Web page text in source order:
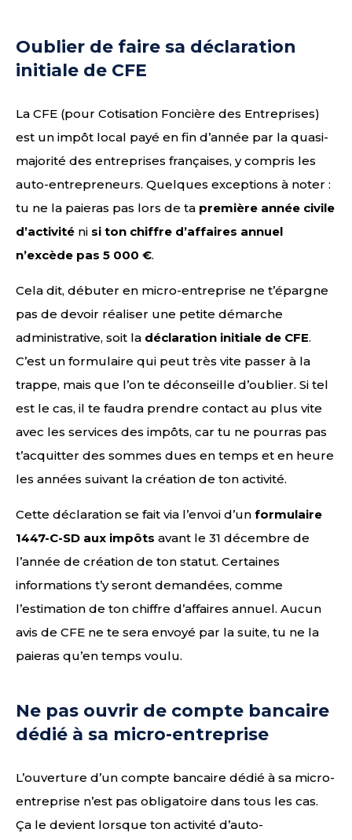
Oublier de faire sa déclaration
initiale de CFE
La CFE (pour Cotisation Foncière des Entreprises)
est un impôt local payé en fin d’année par la quasi-
majorité des entreprises françaises, y compris les
auto-entrepreneurs. Quelques exceptions à noter :
tu ne la paieras pas lors de ta première année civile
d’activité ni si ton chiffre d’affaires annuel
n’excède pas 5 000 €.
Cela dit, débuter en micro-entreprise ne t’épargne
pas de devoir réaliser une petite démarche
administrative, soit la déclaration initiale de CFE.
C’est un formulaire qui peut très vite passer à la
trappe, mais que l’on te déconseille d’oublier. Si tel
est le cas, il te faudra prendre contact au plus vite
avec les services des impôts, car tu ne pourras pas
t’acquitter des sommes dues en temps et en heure
les années suivant la création de ton activité.
Cette déclaration se fait via l’envoi d’un formulaire
1447-C-SD aux impôts avant le 31 décembre de
l’année de création de ton statut. Certaines
informations t’y seront demandées, comme
l’estimation de ton chiffre d’affaires annuel. Aucun
avis de CFE ne te sera envoyé par la suite, tu ne la
paieras qu’en temps voulu.
Ne pas ouvrir de compte bancaire
dédié à sa micro-entreprise
L’ouverture d’un compte bancaire dédié à sa micro-
entreprise n’est pas obligatoire dans tous les cas.
Ça le devient lorsque ton activité d’auto-